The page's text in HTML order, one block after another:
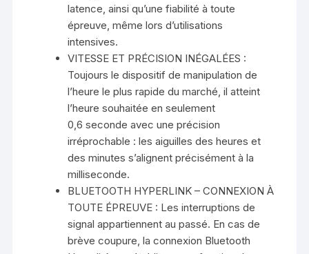
latence, ainsi qu’une fiabilité à toute
épreuve, même lors d’utilisations
intensives.
VITESSE ET PRÉCISION INÉGALÉES :
Toujours le dispositif de manipulation de
l’heure le plus rapide du marché, il atteint
l’heure souhaitée en seulement
0,6 seconde avec une précision
irréprochable : les aiguilles des heures et
des minutes s’alignent précisément à la
milliseconde.
BLUETOOTH HYPERLINK – CONNEXION À
TOUTE ÉPREUVE : Les interruptions de
signal appartiennent au passé. En cas de
brève coupure, la connexion Bluetooth